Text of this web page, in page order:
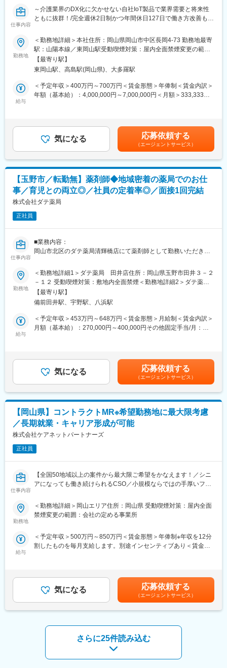
変更の範囲：本文参照
ます。
独身寮や、NAGASEグループの福利厚生も利用可能です。
勤務地は岡山内の三つの工場からいずれかにて配属します。
■当社の特徴
（1）1883年に水飴製造からスタートした当社は、独創的な研究
に取り組む研究開発型企業として歩み続け、バイオテクノロジー
や機能性色素の技術をベースに幅広い分野で事業を展開していま
拓、販売、物流等、商社・長瀬産業が有する幅広い機能のバック
アップを得て、世界へ進出しています。更に今後NAGASEグルー
術の研究開発を一層深化させ、様々な分野でイノベーションを起
こし続けるオンリーワン企業となる事を目指しています。また、
「誠実に正道を歩む」というNAGASEグループの理念の下、世界
の顧客に真に価値ある製品を供給し岡山をベースにグローバルに
事業を展開しています。
変更の範囲：会社の定める業務
仕事内容
～介護業界のDX化に欠かせない自社IoT製品で業界需要と将来性
ともに抜群！/完全週休2日制かつ年間休日127日で働き方改善も可
■業務内容：
医療機器に位置情報や稼働情報などの機能を持たせるために、
プロジェクトリーダーや大学教授などの専門家と協力しながら、
ソフトウェア開発に携わっていただきます。
■業務詳細
します。
※まずは基本設計からお任せし、将来的に、装置やシステム全体の
要件定義が出来ることを期待しております。
・組み込みソフトウェア開発
例：ルネサス社マイコン向けファームウェアの開発（C言語）
・PCアプリケーション開発
例：Windowsデスクトップアプリケーションの開発（C#、.NET
Framework/.NET Core、Python等）
・Webアプリケーションの開発
例：フロントエンド（HTML、JavaScript、CSSなど）および
バックエンド（PHP、Java/Tomcat、HTTPプロトコル）開発
■当社の特徴：
療・産業用機器（ガス分離装置等）など数多くの分野に事業展開
する岡山県発の独立系メーカーです。もともとは地元山陽放送
（TBS系列）の基地局工事などの公共工事からスタートしてお
り、設立当初は放送局設備機器の設計・製作・施工を手掛けてい
産業用ガス発生装置などのガス分離装置といった製品も手掛けて
います。またグループとしては、高周波無線のスペシャリスト集
ユースエールとは…若者の採用・育成に積極的で、若者の雇用管
理の状況などが優良な中小企業を厚生労働大臣が認定する制度で
す。
認定を受けた企業のことを、ユースエール認定企業といい、2023
年1月末現在、岡山県下39社（全国1,154社）のさまざまな業種の
企業がユースエール認定企業として認められています。
変更の範囲：会社の定める業務
勤務地
＜勤務地詳細＞本社住所：岡山県岡山市中区長岡4-73 勤務地最寄
駅：山陽本線／東岡山駅受動喫煙対策：屋内全面禁煙変更の範
囲：無
【最寄り駅】
東岡山駅、高島駅(岡山県)、大多羅駅
給与
＜予定年収＞400万円～700万円＜賃金形態＞年俸制＜賃金内訳＞
年額（基本給）：4,000,000円～7,000,000円＜月額＞333,333円
ますので、リアルタイムな昇給UPを目指すことができます。賃金
はあくまでも目安の金額であり、選考を通じて上下する可能性が
あります。月給(月額)は固定手当を含めた表記です。
気になる 応募依頼する
（エージェントサービス）
【玉野市／転勤無】薬剤師◆地域密着の薬局でのお仕
事／育児との両立◎／社員の定着率◎／面接1回完結
株式会社ダテ薬局
正社員
仕事内容
■業務内容：
岡山市北区のダテ薬局清輝橋店にて薬剤師として勤務いただきま
■業務詳細：
◇患者様への服薬指導
顔馴染みの患者様が多いため、より患者様に寄り添いながら健康
をサポートしていくことができます。
◇健康相談
め重要な業務です。
の相互作用や重複投与の防止、薬剤処方歴の管理などの業務を行
います。 多種多様なケースに対応しながら処方内容を検討し患者
様に提供します。
◇在宅訪問
ご自宅やご入居先を訪問し、お薬のお届けとご説明をいたしま
す。
■業務の特徴：
・薬剤師として、地域の方々の健康を支えられる業務です。調剤
・顔馴染みのお客様が多いため、よりお客様に寄り添いながら健
康のサポートをすることができます。
■就業環境：
当社は家庭を持っていらっしゃる方も多く、育休や産休、時短勤
■当社について：
当薬局は、大正6年に創業し百余年、この玉野の地で薬局として地
域の皆様とともに、保健衛生、医薬品販売、保険調剤、化粧品販
皆様とともにこの玉野の地で精進していく所存でございます。
勤務地
＜勤務地詳細1＞ダテ薬局 田井店住所：岡山県玉野市田井３－２
－１２ 受動喫煙対策：敷地内全面禁煙＜勤務地詳細2＞ダテ薬
局 日比店住所：岡山県玉野市羽根崎町5-3 受動喫煙対策：敷地
内全面禁煙＜勤務地詳細3＞ダテ薬局 メルカ店住所：岡山県玉野
【最寄り駅】
備前田井駅、宇野駅、八浜駅
給与
＜予定年収＞453万円～648万円＜賃金形態＞月給制＜賃金内訳＞
月額（基本給）：270,000円～400,000円その他固定手当/月：
規定により支給（年2回、夏季2ヶ月分、冬季1ヶ月分）賃金はあ
くまでも目安の金額であり、選考を通じて上下する可能性があり
ます。月給(月額)は固定手当を含めた表記です。
気になる 応募依頼する
（エージェントサービス）
【岡山県】コントラクトMR※希望勤務地に最大限考慮
／長期就業・キャリア形成が可能
株式会社ケアネットパートナーズ
正社員
仕事内容
【全国50地域以上の案件から最大限ご希望をかなえます！／シニ
アになっても働き続けられるCSO／小規模ならではの手厚いフォ
■業務内容
PJT期間は1年～3年で、MRの資格・経験をお持ちの方であればご
活躍いただけます。
域を変えてのPJT打診も可能です。また、無期雇用派遣となるた
め、ＰＪＴの期間外もベース給与は保証いたします。
■当社で働く魅力
全国50地域以上のPJTからご提案し、なるべくご希望の勤務地に
アサインが可能です。また、次の契約での再配属の際の地域もし
っかり考慮いたします。これは小規模ならではの社内バッティン
グの少なさも大きく影響しています。
勤務地
＜勤務地詳細＞岡山エリア住所：岡山県 受動喫煙対策：屋内全面
禁煙変更の範囲：会社の定める事業所
給与
＜予定年収＞500万円～850万円＜賃金形態＞年俸制※年収を12分
割したものを毎月支給します。別途インセンティブあり＜賃金内
円（12分割）（一律手当を含む）＜昇給有無＞有＜残業手当＞有
＜給与補足＞※面接を通して、ご経験やスキルにより当社規定に基
づき決定いたします。■昇給、インセンティブあり■モデル年収：
20代650万、40代後半850万賃金はあくまでも目安の金額であ
当を含めた表記です。
気になる 応募依頼する
（エージェントサービス）
さらに25件読み込む